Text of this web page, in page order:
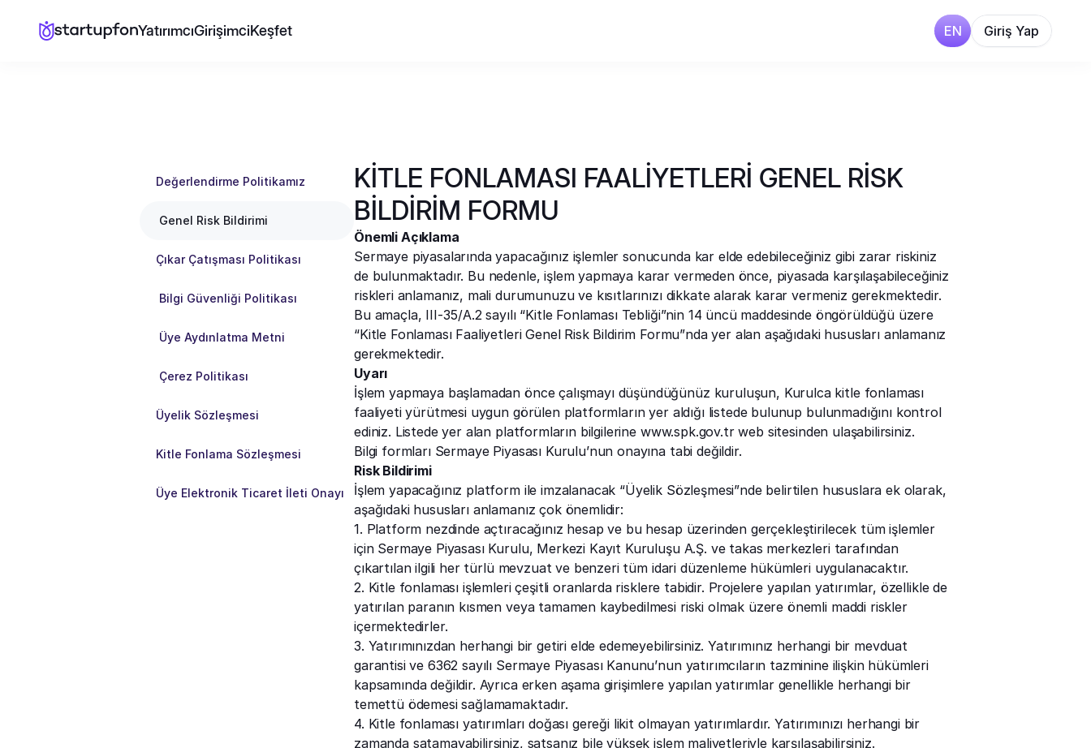
YatırımcıGirişimciKeşfet EN Giriş Yap
Değerlendirme Politikamız
Genel Risk Bildirimi
Çıkar Çatışması Politikası
Bilgi Güvenliği Politikası
Üye Aydınlatma Metni
Çerez Politikası
Üyelik Sözleşmesi
Kitle Fonlama Sözleşmesi
Üye Elektronik Ticaret İleti Onayı
KİTLE FONLAMASI FAALİYETLERİ GENEL RİSK
BİLDİRİM FORMU
Önemli Açıklama
Sermaye piyasalarında yapacağınız işlemler sonucunda kar elde edebileceğiniz gibi zarar riskiniz
de bulunmaktadır. Bu nedenle, işlem yapmaya karar vermeden önce, piyasada karşılaşabileceğiniz
riskleri anlamanız, mali durumunuzu ve kısıtlarınızı dikkate alarak karar vermeniz gerekmektedir.
Bu amaçla, III-35/A.2 sayılı “Kitle Fonlaması Tebliği”nin 14 üncü maddesinde öngörüldüğü üzere
“Kitle Fonlaması Faaliyetleri Genel Risk Bildirim Formu”nda yer alan aşağıdaki hususları anlamanız
gerekmektedir.
Uyarı
İşlem yapmaya başlamadan önce çalışmayı düşündüğünüz kuruluşun, Kurulca kitle fonlaması
faaliyeti yürütmesi uygun görülen platformların yer aldığı listede bulunup bulunmadığını kontrol
ediniz. Listede yer alan platformların bilgilerine www.spk.gov.tr web sitesinden ulaşabilirsiniz.
Bilgi formları Sermaye Piyasası Kurulu’nun onayına tabi değildir.
Risk Bildirimi
İşlem yapacağınız platform ile imzalanacak “Üyelik Sözleşmesi”nde belirtilen hususlara ek olarak,
aşağıdaki hususları anlamanız çok önemlidir:
1. Platform nezdinde açtıracağınız hesap ve bu hesap üzerinden gerçekleştirilecek tüm işlemler
için Sermaye Piyasası Kurulu, Merkezi Kayıt Kuruluşu A.Ş. ve takas merkezleri tarafından
çıkartılan ilgili her türlü mevzuat ve benzeri tüm idari düzenleme hükümleri uygulanacaktır.
2. Kitle fonlaması işlemleri çeşitli oranlarda risklere tabidir. Projelere yapılan yatırımlar, özellikle de
yatırılan paranın kısmen veya tamamen kaybedilmesi riski olmak üzere önemli maddi riskler
içermektedirler.
3. Yatırımınızdan herhangi bir getiri elde edemeyebilirsiniz. Yatırımınız herhangi bir mevduat
garantisi ve 6362 sayılı Sermaye Piyasası Kanunu’nun yatırımcıların tazminine ilişkin hükümleri
kapsamında değildir. Ayrıca erken aşama girişimlere yapılan yatırımlar genellikle herhangi bir
temettü ödemesi sağlamamaktadır.
4. Kitle fonlaması yatırımları doğası gereği likit olmayan yatırımlardır. Yatırımınızı herhangi bir
zamanda satamayabilirsiniz, satsanız bile yüksek işlem maliyetleriyle karşılaşabilirsiniz.